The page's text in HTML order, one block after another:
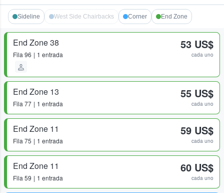
Sideline West Side Chairbacks Corner End Zone
End Zone 38
Fila 96 1 entrada
53 US$
cada uno
End Zone 13
Fila 77 1 entrada
55 US$
cada uno
End Zone 11
Fila 75 1 entrada
59 US$
cada uno
End Zone 11
Fila 59 1 entrada
60 US$
cada uno